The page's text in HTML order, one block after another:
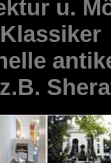
u.
Klassiker